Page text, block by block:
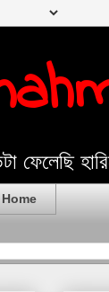
ফেলেছি
Home